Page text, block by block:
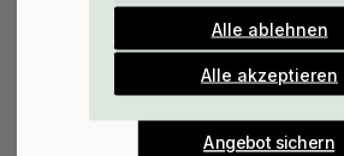
Verwandte
Alle ablehnen
Alle akzeptieren
Gültig bis zum 31. August
Angebot sichern